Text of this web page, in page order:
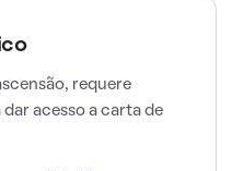
requere
acesso a carta de